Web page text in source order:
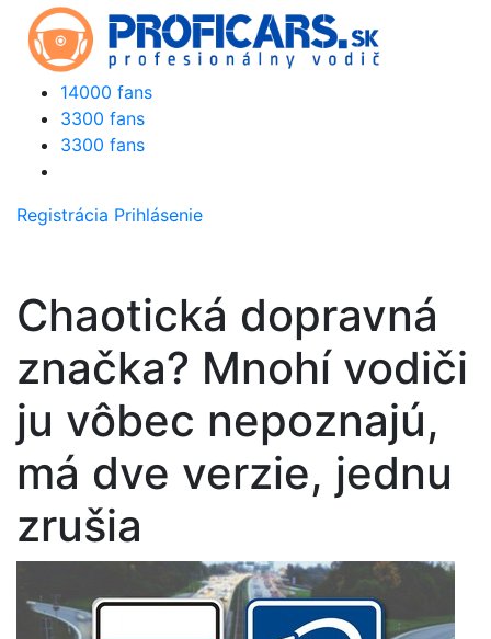
14000 fans
3300 fans
3300 fans
Registrácia Prihlásenie
Chaotická dopravná
značka? Mnohí vodiči
ju vôbec nepoznajú,
má dve verzie, jednu
zrušia